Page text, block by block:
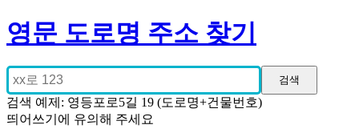
영문 도로명 주소 찾기
검색 예제: 영등포로5길 19 (도로명+건물번호)
띄어쓰기에 유의해 주세요